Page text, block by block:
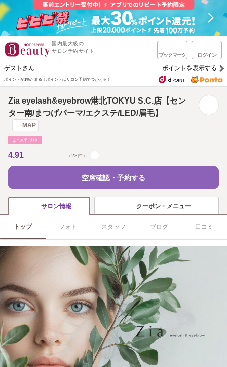
国内最大級の
サロン予約サイト
ブックマーク ログイン
ゲストさん ポイントを表示する
ポイントが1%たまる！ ポイントはサロン予約でつかえる！
Zia eyelash&eyebrow港北TOKYU S.C.店【セン
ター南/まつげパーマ/エクステ/LED/眉毛】
MAP
まつげ･ﾒｲｸ
4.91 （28件）
空席確認・予約する
サロン情報 クーポン・メニュー
トップ フォト スタッフ ブログ 口コミ